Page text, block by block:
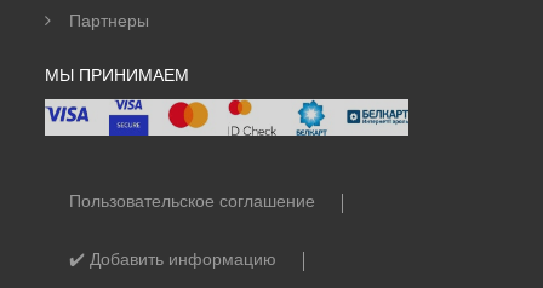
Партнеры
МЫ ПРИНИМАЕМ
Пользовательское соглашение
✔️ Добавить информацию